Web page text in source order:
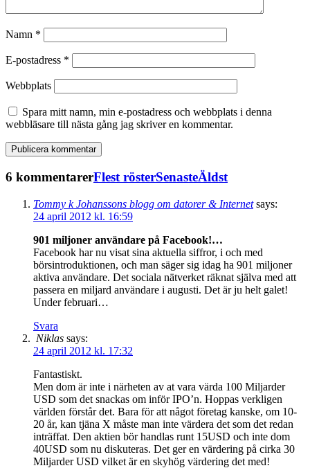
Namn *
E-postadress *
Webbplats
Spara mitt namn, min e-postadress och webbplats i denna
webbläsare till nästa gång jag skriver en kommentar.
6 kommentarerFlest rösterSenasteÄldst
Tommy k Johanssons blogg om datorer & Internet says:
24 april 2012 kl. 16:59
901 miljoner användare på Facebook!…
Facebook har nu visat sina aktuella siffror, i och med
börsintroduktionen, och man säger sig idag ha 901 miljoner
aktiva användare. Det sociala nätverket räknat själva med att
passera en miljard användare i augusti. Det är ju helt galet!
Under februari…
Svara
Niklas says:
24 april 2012 kl. 17:32
Fantastiskt.
Men dom är inte i närheten av at vara värda 100 Miljarder
USD som det snackas om inför IPO’n. Hoppas verkligen
världen förstår det. Bara för att något företag kanske, om 10-
20 år, kan tjäna X måste man inte värdera det som det redan
inträffat. Den aktien bör handlas runt 15USD och inte dom
40USD som nu diskuteras. Det ger en värdering på cirka 30
Miljarder USD vilket är en skyhög värdering det med!